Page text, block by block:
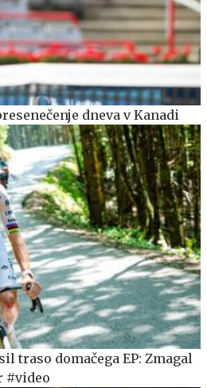
dneva v Kanadi
traso domačega EP: Zmagal
#video